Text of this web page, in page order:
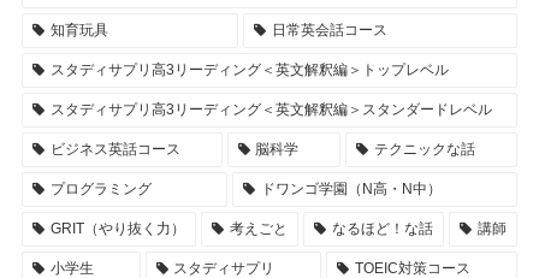
知育玩具 日常英会話コース
スタディサプリ高3リーディング＜英文解釈編＞トップレベル
スタディサプリ高3リーディング＜英文解釈編＞スタンダードレベル
ビジネス英話コース 脳科学 テクニックな話
プログラミング ドワンゴ学園（N高・N中）
GRIT（やり抜く力） 考えごと なるほど！な話 講師
小学生 スタディサプリ TOEIC対策コース